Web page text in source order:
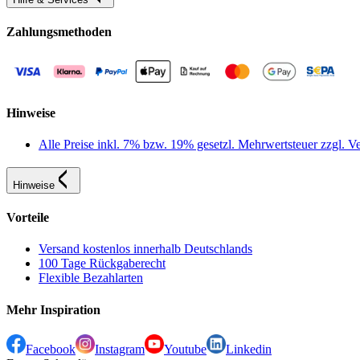
Zahlungsmethoden
Hinweise
Alle Preise inkl. 7% bzw. 19% gesetzl. Mehrwertsteuer zzgl.
Hinweise
Vorteile
Versand kostenlos innerhalb Deutschlands
100 Tage Rückgaberecht
Flexible Bezahlarten
Mehr Inspiration
Facebook Instagram Youtube
Linkedin